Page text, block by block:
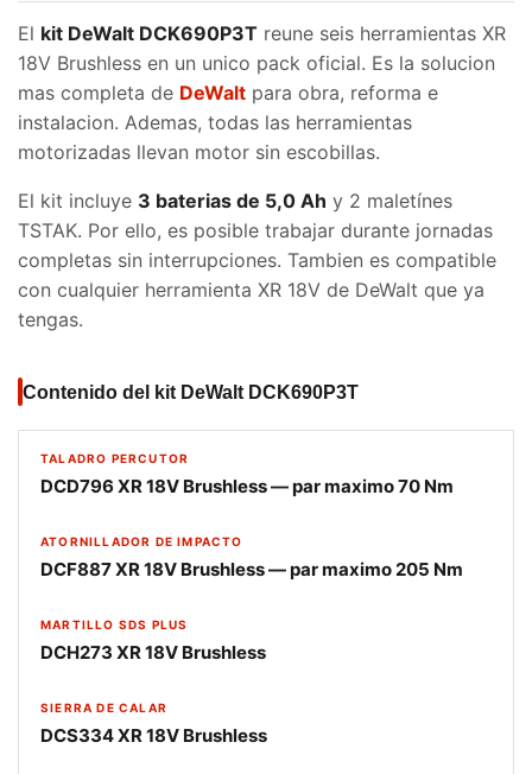
El kit DeWalt DCK690P3T reune seis herramientas XR
18V Brushless en un unico pack oficial. Es la solucion
mas completa de DeWalt para obra, reforma e
instalacion. Ademas, todas las herramientas
motorizadas llevan motor sin escobillas.
El kit incluye 3 baterias de 5,0 Ah y 2 maletínes
TSTAK. Por ello, es posible trabajar durante jornadas
completas sin interrupciones. Tambien es compatible
con cualquier herramienta XR 18V de DeWalt que ya
tengas.
Contenido del kit DeWalt DCK690P3T
TALADRO PERCUTOR
DCD796 XR 18V Brushless — par maximo 70 Nm
ATORNILLADOR DE IMPACTO
DCF887 XR 18V Brushless — par maximo 205 Nm
MARTILLO SDS PLUS
DCH273 XR 18V Brushless
SIERRA DE CALAR
DCS334 XR 18V Brushless